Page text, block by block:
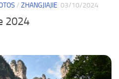
/ ZHANGJIAJIE 03/10/2024
2024